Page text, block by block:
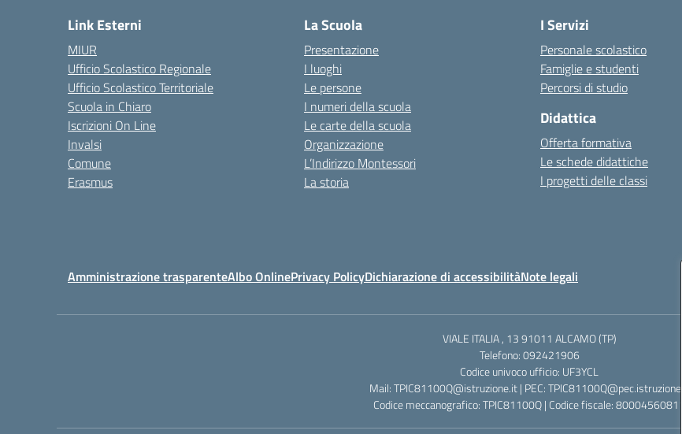
Link Esterni
MIUR
Ufficio Scolastico Regionale
Ufficio Scolastico Territoriale
Scuola in Chiaro
Iscrizioni On Line
Invalsi
Comune
Erasmus
La Scuola
Presentazione
I luoghi
Le persone
I numeri della scuola
Le carte della scuola
Organizzazione
L’Indirizzo Montessori
La storia
I Servizi
Personale scolastico
Famiglie e studenti
Percorsi di studio
Didattica
Offerta formativa
Le schede didattiche
I progetti delle classi
Amministrazione trasparenteAlbo OnlinePrivacy PolicyDichiarazione di accessibilitàNote legali
VIALE ITALIA , 13 91011 ALCAMO (TP)
Telefono: 092421906
Codice univoco ufficio: UF3YCL
Mail: TPIC81100Q@istruzione.it | PEC: TPIC81100Q@pec.istruzione.it
Codice meccanografico: TPIC81100Q | Codice fiscale: 80004560811